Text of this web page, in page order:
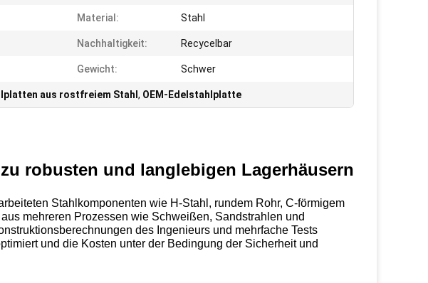
Material: Stahl
Nachhaltigkeit: Recycelbar
Gewicht: Schwer
aus rostfreiem Stahl , OEM-Edelstahlplatte
robusten und langlebigen Lagerhäusern
Stahlkomponenten wie H-Stahl, rundem Rohr, C-förmigem
mehreren Prozessen wie Schweißen, Sandstrahlen und
des Ingenieurs und mehrfache Tests
und die Kosten unter der Bedingung der Sicherheit und